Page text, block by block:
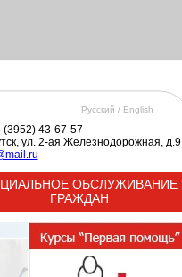
(3952) 43-67-57
ул. 2-ая Железнодорожная, д.9
Русский / English
ОБСЛУЖИВАНИЕ
ГРАЖДАН